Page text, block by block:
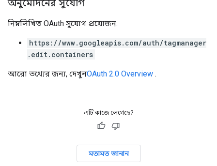
অনুমোদনের সুযোগ
নিম্নলিখিত OAuth সুযোগ প্রয়োজন:
https://www.googleapis.com/auth/tagmanager
.edit.containers
আরো তথ্যের জন্য, দেখুনOAuth 2.0 Overview .
এটি কাজে লেগেছে?
মতামত জানান